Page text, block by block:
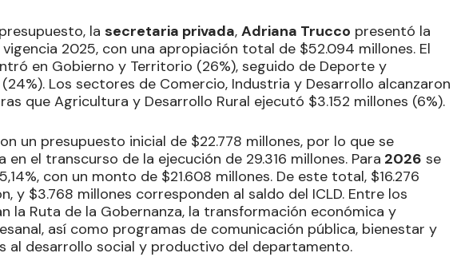
la secretaria privada, Adriana Trucco presentó la
2025, con una apropiación total de $52.094 millones. El
en Gobierno y Territorio (26%), seguido de Deporte y
Los sectores de Comercio, Industria y Desarrollo alcanzaron
que Agricultura y Desarrollo Rural ejecutó $3.152 millones (6%).
un presupuesto inicial de $22.778 millones, por lo que se
en el transcurso de la ejecución de 29.316 millones. Para 2026 se
con un monto de $21.608 millones. De este total, $16.276
y $3.768 millones corresponden al saldo del ICLD. Entre los
la Ruta de la Gobernanza, la transformación económica y
así como programas de comunicación pública, bienestar y
al desarrollo social y productivo del departamento.